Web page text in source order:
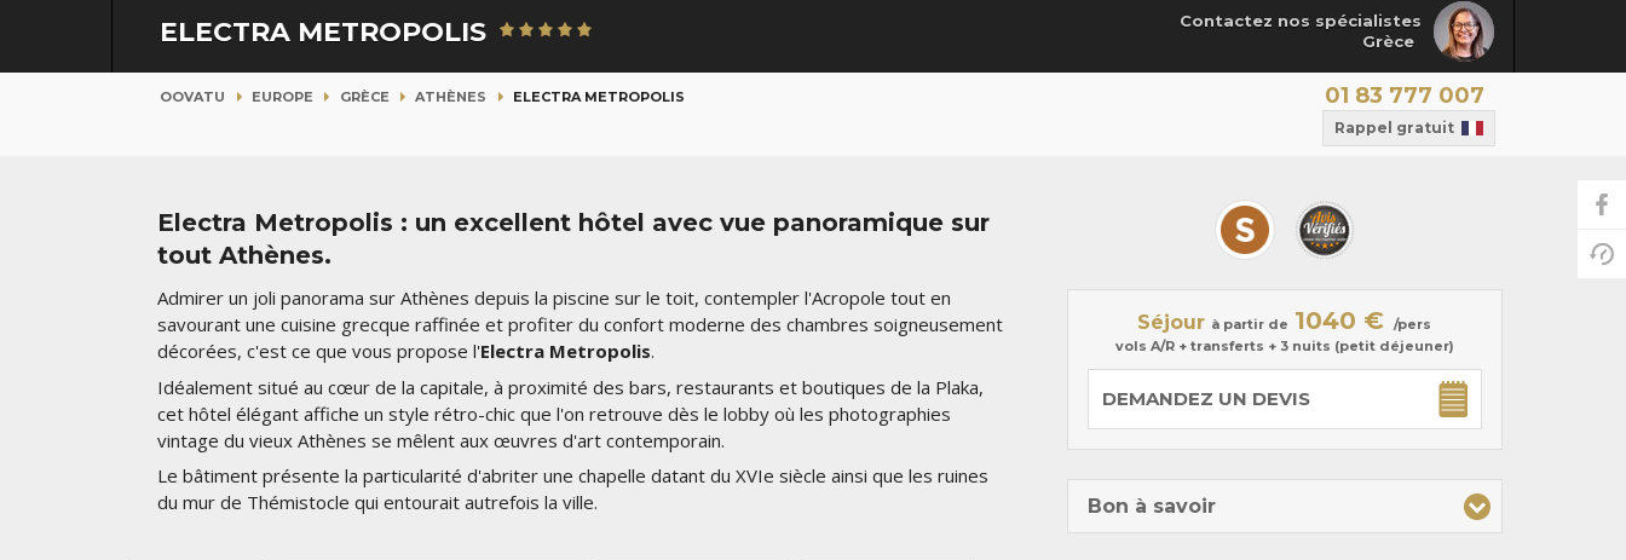
ELECTRA METROPOLIS
Contactez nos spécialistes
Grèce
OOVATU EUROPE GRÈCE ATHÈNES ELECTRA METROPOLIS 01 83 777 007
Rappel gratuit
Electra Metropolis : un excellent hôtel avec vue panoramique sur
tout Athènes.
Admirer un joli panorama sur Athènes depuis la piscine sur le toit, contempler l'Acropole tout en
savourant une cuisine grecque raffinée et profiter du confort moderne des chambres soigneusement
décorées, c'est ce que vous propose l'Electra Metropolis.
Idéalement situé au cœur de la capitale, à proximité des bars, restaurants et boutiques de la Plaka,
cet hôtel élégant affiche un style rétro-chic que l'on retrouve dès le lobby où les photographies
vintage du vieux Athènes se mêlent aux œuvres d'art contemporain.
Le bâtiment présente la particularité d'abriter une chapelle datant du XVIe siècle ainsi que les ruines
du mur de Thémistocle qui entourait autrefois la ville.
Séjour à partir de 1040 € /pers
vols A/R + transferts + 3 nuits (petit déjeuner)
DEMANDEZ UN DEVIS
Bon à savoir